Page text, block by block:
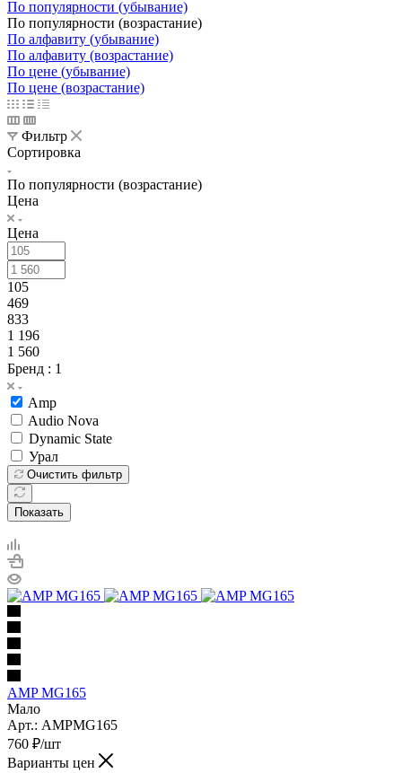
По популярности (убывание)
По популярности (возрастание)
По алфавиту (убывание)
По алфавиту (возрастание)
По цене (убывание)
По цене (возрастание)
Фильтр
Сортировка
По популярности (возрастание)
Цена
Цена
105
469
833
1 196
1 560
Бренд : 1
Amp
Audio Nova
Dynamic State
Урал
Очистить фильтр
Показать
AMP MG165
Мало
Арт.: AMPMG165
760 ₽/шт
Варианты цен